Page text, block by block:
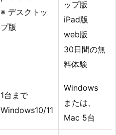
※ デスクトッ
プ版
ップ版
iPad版
web版
30日間の無
料体験
1台まで
Windows10/11
Windows
または、
Mac 5台